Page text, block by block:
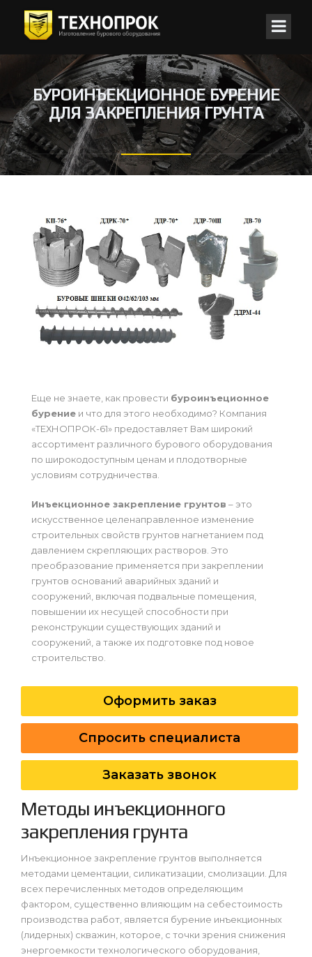
БУРОИНЪЕКЦИОННОЕ БУРЕНИЕ
ДЛЯ ЗАКРЕПЛЕНИЯ ГРУНТА
Еще не знаете, как провести буроинъеционное
бурение и что для этого необходимо? Компания
«ТЕХНОПРОК-61» предоставляет Вам широкий
ассортимент различного бурового оборудования
по широкодоступным ценам и плодотворные
условиям сотрудничества.
Инъекционное закрепление грунтов – это
искусственное целенаправленное изменение
строительных свойств грунтов нагнетанием под
давлением скрепляющих растворов. Это
преобразование применяется при закреплении
грунтов оснований аварийных зданий и
сооружений, включая подвальные помещения,
повышении их несущей способности при
реконструкции существующих зданий и
сооружений, а также их подготовке под новое
строительство.
Оформить заказ
Спросить специалиста
Заказать звонок
Методы инъекционного
закрепления грунта
Инъекционное закрепление грунтов выполняется
методами цементации, силикатизации, смолизации. Для
всех перечисленных методов определяющим
фактором, существенно влияющим на себестоимость
производства работ, является бурение инъекционных
(лидерных) скважин, которое, с точки зрения снижения
энергоемкости технологического оборудования,